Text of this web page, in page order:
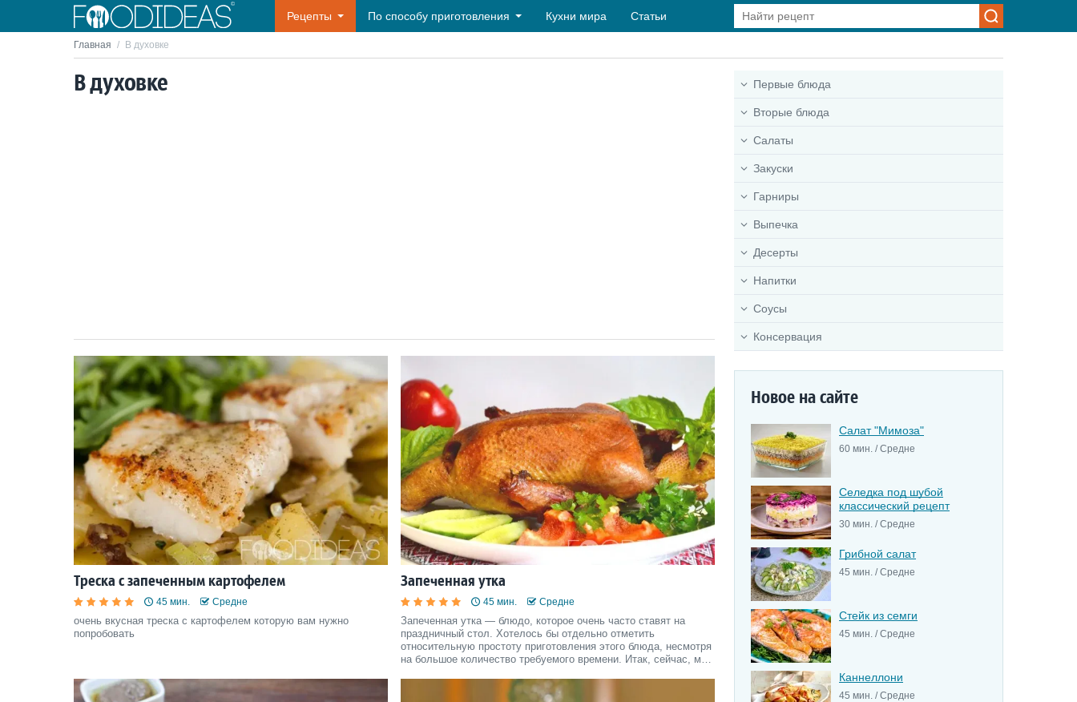
Рецепты По способу приготовления Кухни мира Статьи
Главная / В духовке
В духовке
Треска с запеченным картофелем
45 мин. Средне
очень вкусная треска с картофелем которую вам нужно
попробовать
Запеченная утка
45 мин. Средне
Запеченная утка — блюдо, которое очень часто ставят на
праздничный стол. Хотелось бы отдельно отметить
относительную простоту приготовления этого блюда, несмотря
на большое количество требуемого времени. Итак, сейчас, мы
Первые блюда
Вторые блюда
Салаты
Закуски
Гарниры
Выпечка
Десерты
Напитки
Соусы
Консервация
Новое на сайте
Салат "Мимоза"
60 мин. / Средне
Селедка под шубой
классический рецепт
30 мин. / Средне
Грибной салат
45 мин. / Средне
Стейк из семги
45 мин. / Средне
Каннеллони
45 мин. / Средне